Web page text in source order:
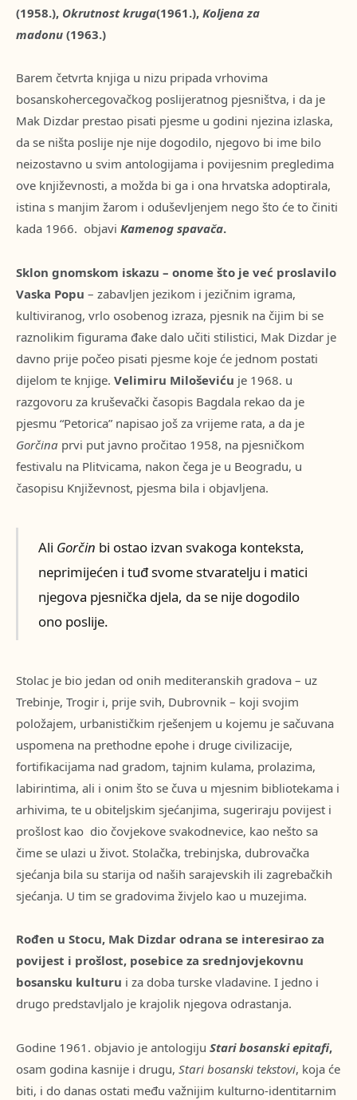
(1958.), Okrutnost kruga(1961.), Koljena za
madonu (1963.)
Barem četvrta knjiga u nizu pripada vrhovima
bosanskohercegovačkog poslijeratnog pjesništva, i da je
Mak Dizdar prestao pisati pjesme u godini njezina izlaska,
da se ništa poslije nje nije dogodilo, njegovo bi ime bilo
neizostavno u svim antologijama i povijesnim pregledima
ove književnosti, a možda bi ga i ona hrvatska adoptirala,
istina s manjim žarom i oduševljenjem nego što će to činiti
kada 1966. objavi Kamenog spavača.
Sklon gnomskom iskazu – onome što je već proslavilo
Vaska Popu – zabavljen jezikom i jezičnim igrama,
kultiviranog, vrlo osobenog izraza, pjesnik na čijim bi se
raznolikim figurama đake dalo učiti stilistici, Mak Dizdar je
davno prije počeo pisati pjesme koje će jednom postati
dijelom te knjige. Velimiru Miloševiću je 1968. u
razgovoru za kruševački časopis Bagdala rekao da je
pjesmu “Petorica” napisao još za vrijeme rata, a da je
Gorčina prvi put javno pročitao 1958, na pjesničkom
festivalu na Plitvicama, nakon čega je u Beogradu, u
časopisu Književnost, pjesma bila i objavljena.
Ali Gorčin bi ostao izvan svakoga konteksta,
neprimijećen i tuđ svome stvaratelju i matici
njegova pjesnička djela, da se nije dogodilo
ono poslije.
Stolac je bio jedan od onih mediteranskih gradova – uz
Trebinje, Trogir i, prije svih, Dubrovnik – koji svojim
položajem, urbanističkim rješenjem u kojemu je sačuvana
uspomena na prethodne epohe i druge civilizacije,
fortifikacijama nad gradom, tajnim kulama, prolazima,
labirintima, ali i onim što se čuva u mjesnim bibliotekama i
arhivima, te u obiteljskim sjećanjima, sugeriraju povijest i
prošlost kao dio čovjekove svakodnevice, kao nešto sa
čime se ulazi u život. Stolačka, trebinjska, dubrovačka
sjećanja bila su starija od naših sarajevskih ili zagrebačkih
sjećanja. U tim se gradovima živjelo kao u muzejima.
Rođen u Stocu, Mak Dizdar odrana se interesirao za
povijest i prošlost, posebice za srednjovjekovnu
bosansku kulturu i za doba turske vladavine. I jedno i
drugo predstavljalo je krajolik njegova odrastanja.
Godine 1961. objavio je antologiju Stari bosanski epitafi,
osam godina kasnije i drugu, Stari bosanski tekstovi, koja će
biti, i do danas ostati među važnijim kulturno-identitarnim